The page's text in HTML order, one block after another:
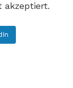
akzeptiert.